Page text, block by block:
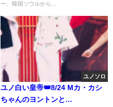
ー、韓国ソウルから...
ユノソロ
ユノ白い皇帝👑8/24 Mカ・カシ
ちゃんのヨントンと